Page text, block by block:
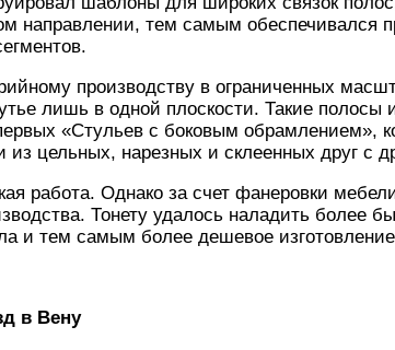
направлении, тем самым обеспечивался
производству в ограниченных
лишь в одной плоскости. Такие
«Стульев с боковым обрамлением»,
цельных, нарезных и склеенных друг с
работа. Однако за счет фанеровки
Тонету удалось наладить более
и тем самым более дешевое изготовление
в Вену